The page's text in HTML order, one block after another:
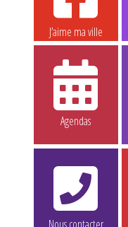
J’aime ma ville
Agendas
Nous contacter